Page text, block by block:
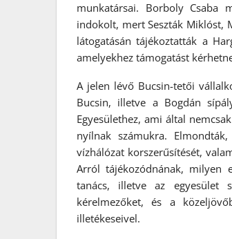
munkatársai. Borboly Csaba
indokolt, mert Seszták Miklóst,
látogatásán tájékoztatták a
amelyekhez támogatást
A jelen lévő Bucsin-tetői
Bucsin, illetve a Bogdán
Egyesülethez, ami által
nyílnak számukra.
vízhálózat korszerűsítését,
Arról tájékozódnának, milyen
tanács, illetve az egyesület
kérelmezőket, és a
illetékeseivel.